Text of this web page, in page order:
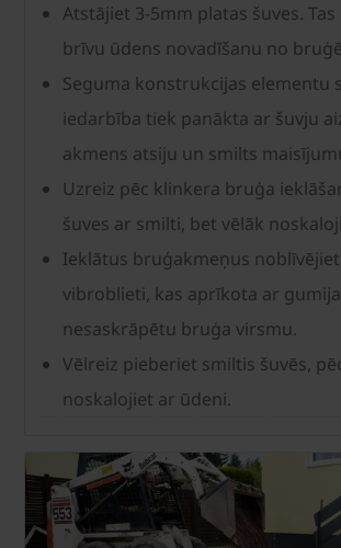
Atstājiet 3-5mm platas šuves.
brīvu ūdens novadīšanu no
Seguma konstrukcijas elementu
iedarbība tiek panākta ar šuvju
akmens atsiju un smilts
Uzreiz pēc klinkera bruģa
šuves ar smilti, bet vēlāk
Ieklātus bruģakmeņus
vibroblieti, kas aprīkota ar
nesaskrāpētu bruģa virsmu.
Vēlreiz pieberiet smiltis šuvēs,
noskalojiet ar ūdeni.